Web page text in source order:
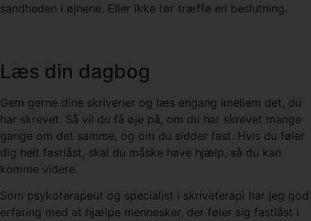
sandheden i øjnene. Eller ikke tør træffe en beslutning.
Læs din dagbog
Gem gerne dine skriverier og læs engang imellem det, du
har skrevet. Så vil du få øje på, om du har skrevet mange
gange om det samme, og om du sidder fast. Hvis du føler
dig helt fastlåst, skal du måske have hjælp, så du kan
komme videre.
Som psykoterapeut og specialist i skriveterapi har jeg god
erfaring med at hjælpe mennesker, der føler sig fastlåst i